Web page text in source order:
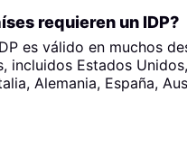
requieren un IDP?
es válido en muchos
incluidos Estados
Alemania, España,